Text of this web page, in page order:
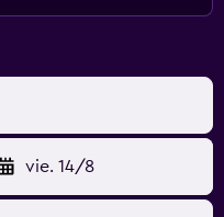
vie. 14/8